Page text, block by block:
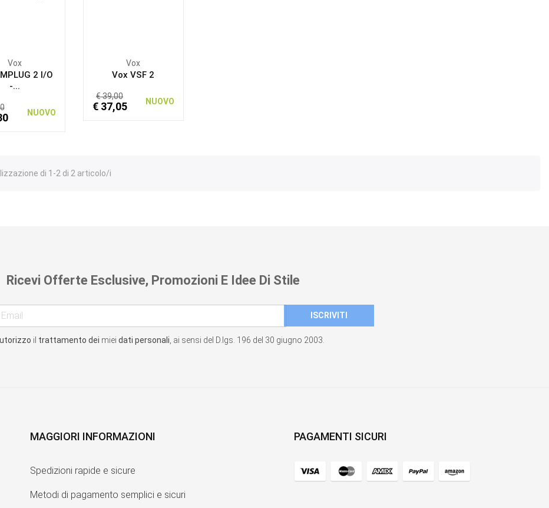
Vox
2 I/O
-...
NUOVO
Vox
Vox VSF 2
€ 39,00
€ 37,05 NUOVO
di 1-2 di 2 articolo/i
Ricevi Offerte Esclusive, Promozioni E Idee Di Stile
il trattamento dei miei dati personali , ai sensi del D.lgs. 196 del 30 giugno 2003.
MAGGIORI INFORMAZIONI
Spedizioni rapide e sicure
Metodi di pagamento semplici e sicuri
PAGAMENTI SICURI